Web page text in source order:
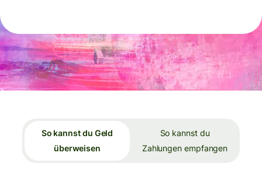
So kannst du Geld
überweisen
So kannst du
Zahlungen empfangen